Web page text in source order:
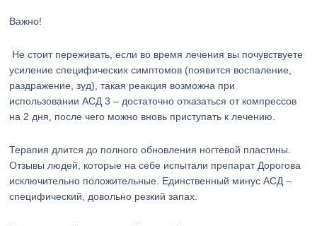
Важно!
Не стоит переживать, если во время лечения вы почувствуете
усиление специфических симптомов (появится воспаление,
раздражение, зуд), такая реакция возможна при
использовании АСД 3 – достаточно отказаться от компрессов
на 2 дня, после чего можно вновь приступать к лечению.
Терапия длится до полного обновления ногтевой пластины.
Отзывы людей, которые на себе испытали препарат Дорогова
исключительно положительные. Единственный минус АСД –
специфический, довольно резкий запах.